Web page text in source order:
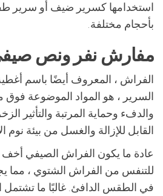
استخدامها كسرير ضيف أو سرير
بأحجام مختلفة.
مفارش نفر ونص
الفراش ، المعروف أيضًا باسم
السرير ، هو المواد الموضوعة فوق
والدفء وحماية المرتبة والتأثير
القابل للإزالة والغسل من بيئة نوم
عادة ما يكون الفراش الصيفي أخف
للتنفس من الفراش الشتوي ، مما
في الطقس الدافئ. غالبًا ما تشتمل